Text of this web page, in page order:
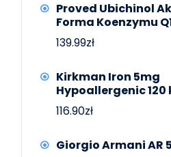
Proved Ubichinol
Forma Koenzymu
139.99zł
Kirkman Iron 5mg
Hypoallergenic 120
116.90zł
Giorgio Armani AR